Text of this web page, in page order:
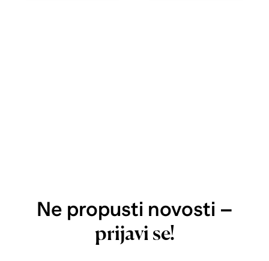
Ne propusti novosti –
prijavi se!